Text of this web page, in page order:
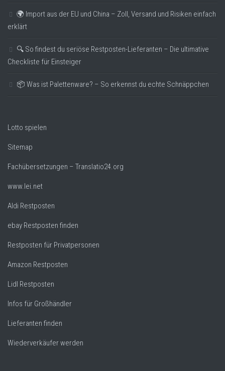
🌍 Import aus der EU und China – Zoll, Versand und Risiken einfach
erklärt
🔍 So findest du seriöse Restposten-Lieferanten – Die ultimative
Checkliste für Einsteiger
📦 Was ist Palettenware? – So erkennst du echte Schnäppchen
Lotto spielen
Sitemap
Fachübersetzungen – Translatio24.org
www.lei.net
Aldi Restposten
ebay Restposten finden
Restposten für Privatpersonen
Amazon Restposten
Lidl Restposten
Infos für Großhändler
Lieferanten finden
Wiederverkäufer werden